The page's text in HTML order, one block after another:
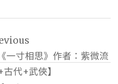
一寸相思》作者：紫微流
代+武俠】